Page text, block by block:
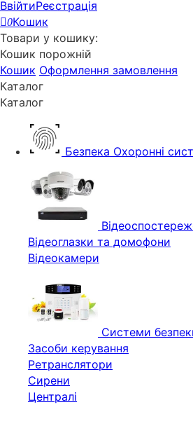
ВвійтиРеєстрація
0Кошик
Товари у кошику:
Кошик порожній
Кошик Оформлення замовлення
Каталог
Каталог
Безпека Охоронні
Відеоглазки та домофони
Відеокамери
Системи
Засоби керування
Ретранслятори
Сирени
Централі